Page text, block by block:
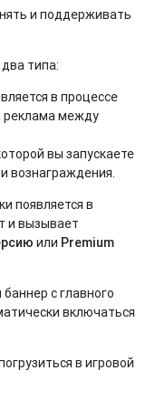
и поддерживать
типа:
в процессе
реклама между
вы запускаете
вознаграждения.
появляется в
и вызывает
или Premium
с главного
включаться
в игровой